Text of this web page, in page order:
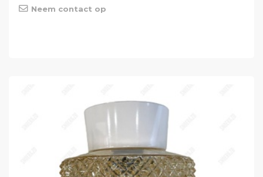
Neem contact op